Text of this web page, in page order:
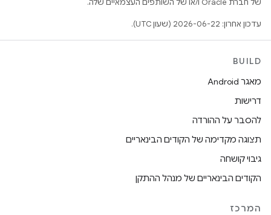
של חברת Oracle ו/או של השותפים העצמאיים שלה.
עדכון אחרון: 2026-06-22 (שעון UTC).
BUILD
מאגר Android
דרישות
להסבר על ההורדה
תצוגה מקדימה של הקודים הבינאריים
גיבוי קושחה
הקודים הבינאריים של מנהל ההתקן
המרכז